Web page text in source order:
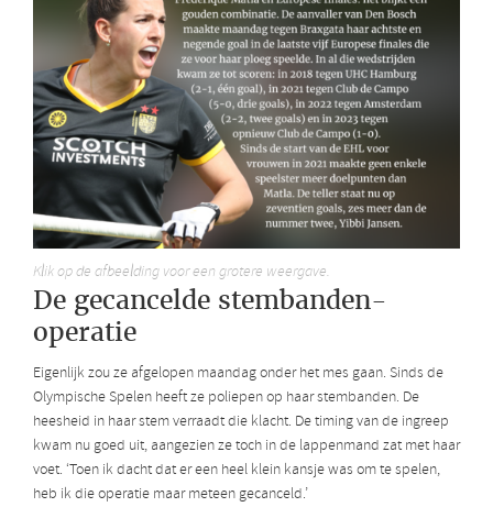
Klik op de afbeelding voor een grotere weergave.
De gecancelde stembanden-
operatie
Eigenlijk zou ze afgelopen maandag onder het mes gaan. Sinds de
Olympische Spelen heeft ze poliepen op haar stembanden. De
heesheid in haar stem verraadt die klacht. De timing van de ingreep
kwam nu goed uit, aangezien ze toch in de lappenmand zat met haar
voet. ‘Toen ik dacht dat er een heel klein kansje was om te spelen,
heb ik die operatie maar meteen gecanceld.’